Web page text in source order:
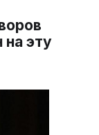
на эту